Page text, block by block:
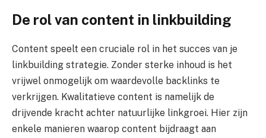
De rol van content in linkbuilding
Content speelt een cruciale rol in het succes van je
linkbuilding strategie. Zonder sterke inhoud is het
vrijwel onmogelijk om waardevolle backlinks te
verkrijgen. Kwalitatieve content is namelijk de
drijvende kracht achter natuurlijke linkgroei. Hier zijn
enkele manieren waarop content bijdraagt aan